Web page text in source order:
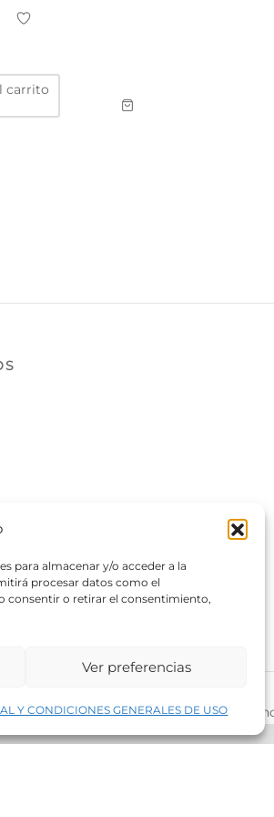
para almacenar y/o acceder a la
procesar datos como el
consentir o retirar el consentimiento,
Ver preferencias
Y CONDICIONES GENERALES DE USO
carrito
©2026 Decopintur- todos los